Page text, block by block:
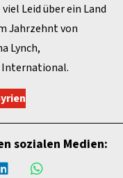
Leid über ein Land
Jahrzehnt von
Lynch,
International.
sozialen Medien: